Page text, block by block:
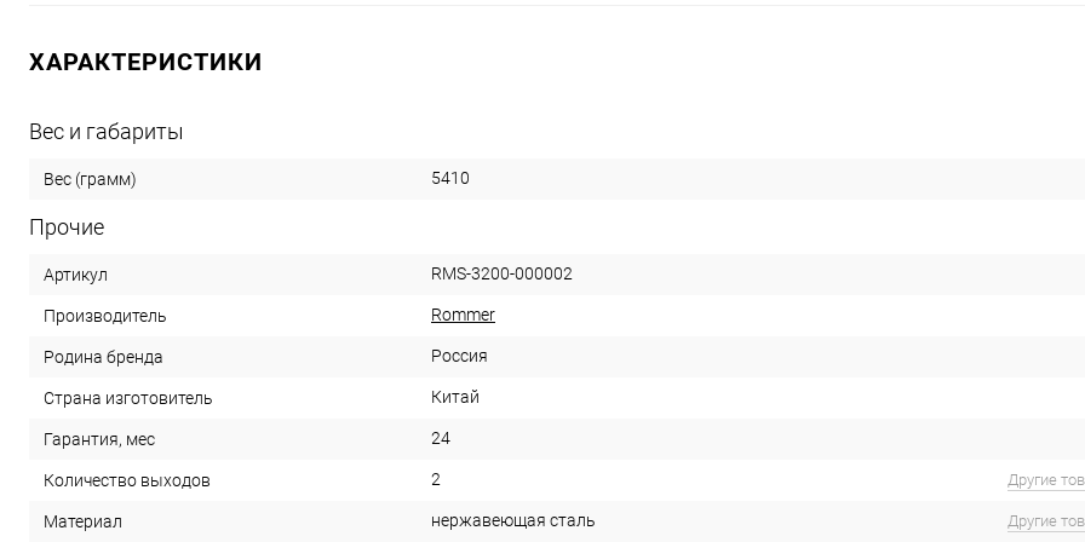
ХАРАКТЕРИСТИКИ
Вес и габариты
Вес (грамм) 5410
Прочие
Артикул RMS-3200-000002
Производитель Rommer
Родина бренда Россия
Страна изготовитель Китай
Гарантия, мес 24
Количество выходов 2 Другие
Материал нержавеющая сталь Другие